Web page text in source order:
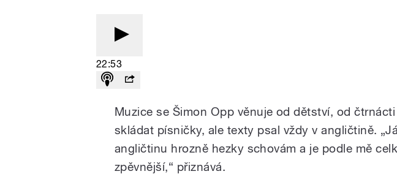
22:53
Muzice se Šimon Opp věnuje od dětství, od
skládat písničky, ale texty psal vždy v angličtině.
angličtinu hrozně hezky schovám a je podle mě
zpěvnější,“ přiznává.